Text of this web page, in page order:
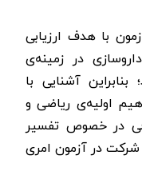
با هدف ارزیابی
در زمینه‌ی
آشنایی با
اولیه‌ی ریاضی و
در خصوص تفسیر
در آزمون امری